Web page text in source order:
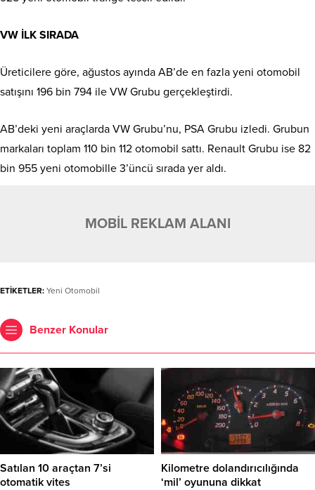
VW İLK SIRADA
Üreticilere göre, ağustos ayında AB’de en fazla yeni otomobil
satışını 196 bin 794 ile VW Grubu gerçekleştirdi.
AB’deki yeni araçlarda VW Grubu’nu, PSA Grubu izledi. Grubun
markaları toplam 110 bin 112 otomobil sattı. Renault Grubu ise 82
bin 955 yeni otomobille 3’üncü sırada yer aldı.
MOBİL REKLAM ALANI
ETİKETLER: Yeni Otomobil
Benzer Konular
Satılan 10 araçtan 7’si
otomatik vites
Kilometre dolandırıcılığında
‘mil’ oyununa dikkat